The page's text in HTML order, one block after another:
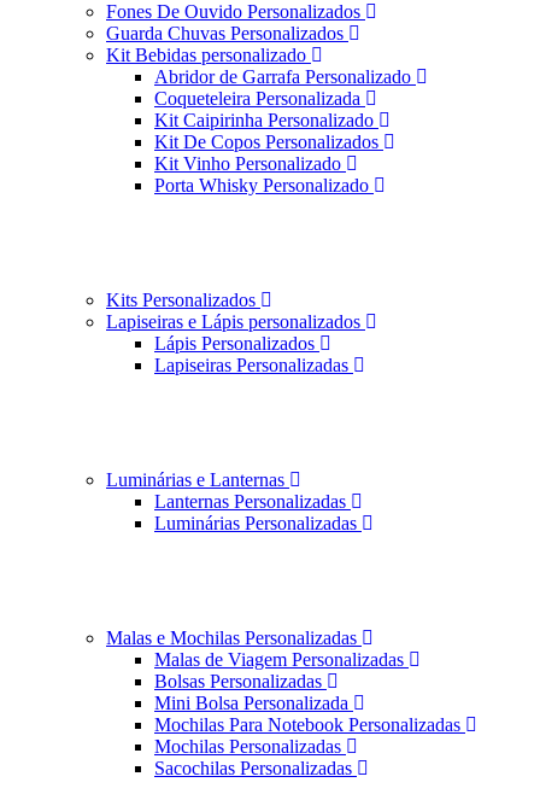
Fones De Ouvido Personalizados
Guarda Chuvas Personalizados
Kit Bebidas personalizado
Abridor de Garrafa Personalizado
Coqueteleira Personalizada
Kit Caipirinha Personalizado
Kit De Copos Personalizados
Kit Vinho Personalizado
Porta Whisky Personalizado
Kits Personalizados
Lapiseiras e Lápis personalizados
Lápis Personalizados
Lapiseiras Personalizadas
Luminárias e Lanternas
Lanternas Personalizadas
Luminárias Personalizadas
Malas e Mochilas Personalizadas
Malas de Viagem Personalizadas
Bolsas Personalizadas
Mini Bolsa Personalizada
Mochilas Para Notebook Personalizadas
Mochilas Personalizadas
Sacochilas Personalizadas